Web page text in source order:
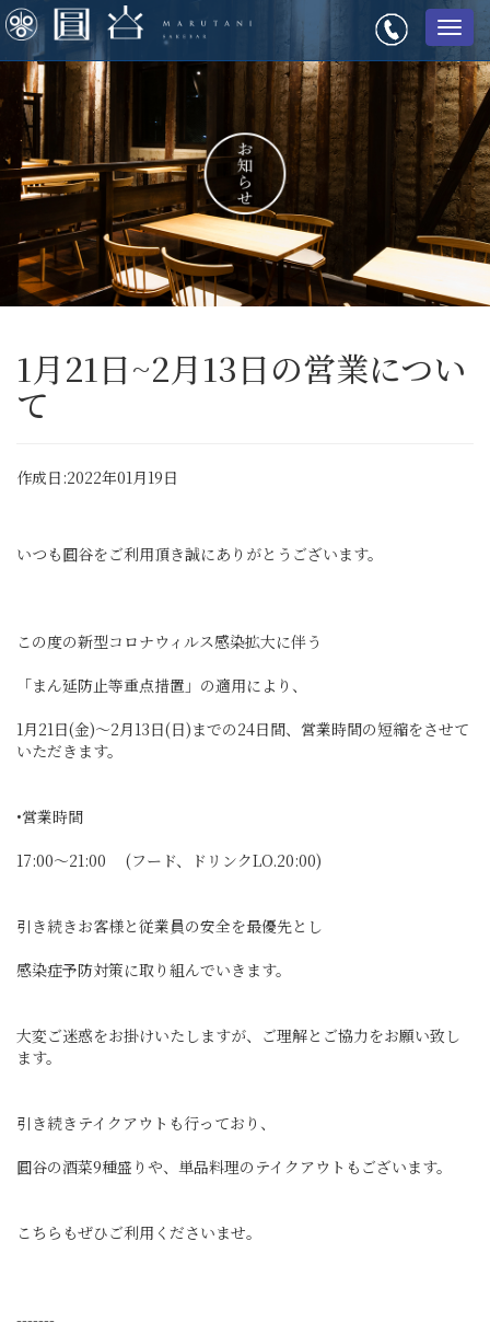
メ
ニ
ュ
ー
1月21日~2月13日の営業につい
て
作成日:2022年01月19日
いつも圓谷をご利用頂き誠にありがとうございます。
この度の新型コロナウィルス感染拡大に伴う
「まん延防止等重点措置」の適用により、
1月21日(金)〜2月13日(日)までの24日間、営業時間の短縮をさせて
いただきます。
•営業時間
17:00〜21:00 (フード、ドリンクLO.20:00)
引き続きお客様と従業員の安全を最優先とし
感染症予防対策に取り組んでいきます。
大変ご迷惑をお掛けいたしますが、ご理解とご協力をお願い致し
ます。
引き続きテイクアウトも行っており、
圓谷の酒菜9種盛りや、単品料理のテイクアウトもございます。
こちらもぜひご利用くださいませ。
-------